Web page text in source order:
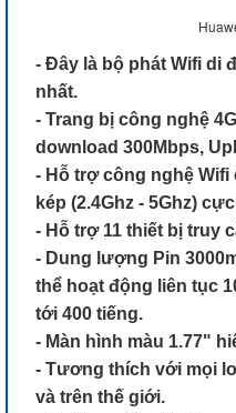
- Đây là bộ phát Wifi di
nhất.
- Trang bị công nghệ
download 300Mbps,
- Hỗ trợ công nghệ Wifi
kép (2.4Ghz - 5Ghz)
- Hỗ trợ 11 thiết bị truy
- Dung lượng Pin
thể hoạt động liên tục
tới 400 tiếng.
- Màn hình màu 1.77"
- Tương thích với mọi
và trên thế giới.